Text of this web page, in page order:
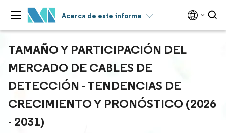
Acerca de este informe
TAMAÑO Y PARTICIPACIÓN DEL
MERCADO DE CABLES DE
DETECCIÓN - TENDENCIAS DE
CRECIMIENTO Y PRONÓSTICO (2026
- 2031)